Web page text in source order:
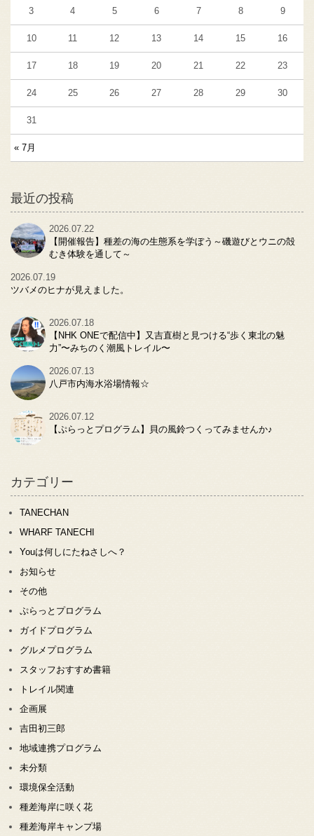
« 7月
3 4 5 6 7 8 9
10 11 12 13 14 15 16
17 18 19 20 21 22 23
24 25 26 27 28 29 30
31
最近の投稿
2026.07.22
【開催報告】種差の海の生態系を学ぼう～磯遊びとウニの殻
むき体験を通して～
2026.07.19
ツバメのヒナが見えました。
2026.07.18
【NHK ONEで配信中】又吉直樹と見つける“歩く東北の魅
力”〜みちのく潮風トレイル〜
2026.07.13
八戸市内海水浴場情報☆
2026.07.12
【ぷらっとプログラム】貝の風鈴つくってみませんか♪
カテゴリー
TANECHAN
WHARF TANECHI
Youは何しにたねさしへ？
お知らせ
その他
ぷらっとプログラム
ガイドプログラム
グルメプログラム
スタッフおすすめ書籍
トレイル関連
企画展
吉田初三郎
地域連携プログラム
未分類
環境保全活動
種差海岸に咲く花
種差海岸キャンプ場